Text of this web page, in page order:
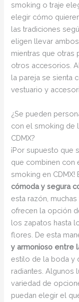
smoking o traje
elegir cómo
las tradiciones
eligen llevar
mientras que otras
otros accesorios.
la pareja se sienta
vestuario y
¿Se pueden
con el smoking de
CDMX?
¡Por supuesto que
que combinen con
smoking en CDMX!
cómoda y segura
esta razón,
ofrecen la opción
los zapatos hasta
flores. De esta
y armonioso entre
estilo de la boda y
radiantes. Algunos
variedad de
puedan elegir el